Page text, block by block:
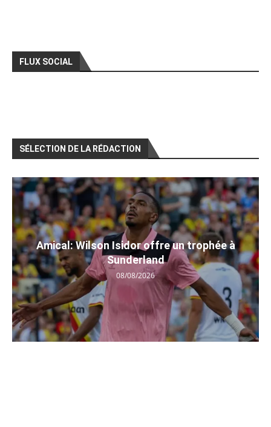
FLUX SOCIAL
SÉLECTION DE LA RÉDACTION
Amical: Wilson Isidor offre un trophée à
Sunderland
08/08/2026